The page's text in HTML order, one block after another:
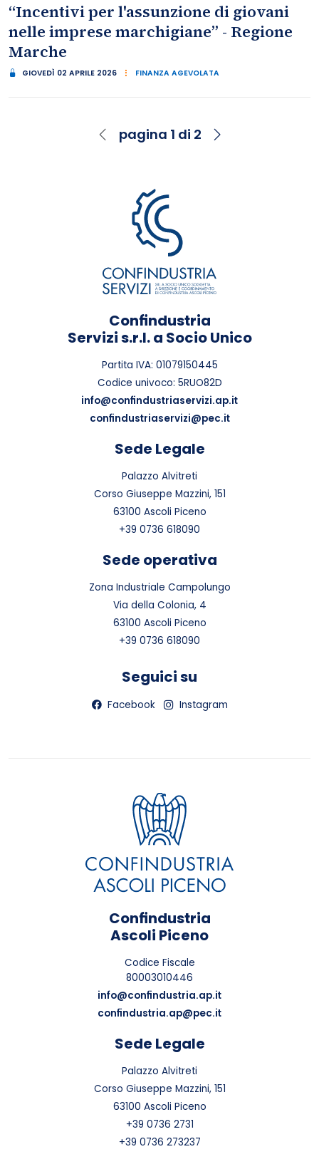
“Incentivi per l'assunzione di giovani
nelle imprese marchigiane” - Regione
Marche
GIOVEDÌ 02 APRILE 2026 FINANZA AGEVOLATA
pagina 1 di 2
Confindustria
Servizi s.r.l. a Socio Unico
Partita IVA: 01079150445
Codice univoco: 5RUO82D
info@confindustriaservizi.ap.it
confindustriaservizi@pec.it
Sede Legale
Palazzo Alvitreti
Corso Giuseppe Mazzini, 151
63100 Ascoli Piceno
+39 0736 618090
Sede operativa
Zona Industriale Campolungo
Via della Colonia, 4
63100 Ascoli Piceno
+39 0736 618090
Seguici su
Facebook Instagram
Confindustria
Ascoli Piceno
Codice Fiscale
80003010446
info@confindustria.ap.it
confindustria.ap@pec.it
Sede Legale
Palazzo Alvitreti
Corso Giuseppe Mazzini, 151
63100 Ascoli Piceno
+39 0736 2731
+39 0736 273237